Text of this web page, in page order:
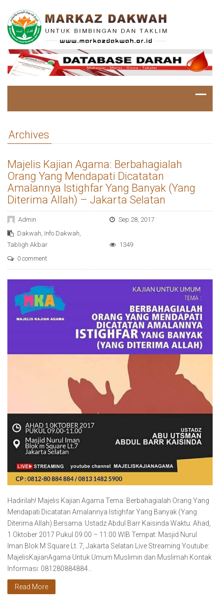
Archives
Majelis Kajian Agama: Berbahagialah
Orang Yang Mendapati Dicatatan
Amalannya Istighfar Yang Banyak (Yang
Diterima Allah) – Jakarta Selatan
Admin
Sep 28, 2017
Dakwah Info Dakwah
Tabligh Akbar
1349
0 comment
Hadirilah! Majelis Kajian Agama Tema: Berbahagialah Orang Yang
Mendapati Dicatatan Amalannya Istighfar Yang Banyak (Yang
Diterima Allah) Bersama: Ustadz Abdul Barr Kaisinda Waktu: Ahad,
1 Oktober 2017 Pukul 09:00 – 11:00 WIB Tempat: Masjid Nurul
Iman Blok M Square Lt. 7, Jakarta Selatan Live Streaming Youtube:
MajelisKajianAgama Untuk Umum Muslimin dan Muslimah Kontak
Informasi: 081280884884…
Read More